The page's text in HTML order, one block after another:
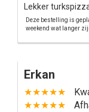
Lekker
Deze bestelling is
weekend wat langer
Erkan
★★★★★
★★★★★